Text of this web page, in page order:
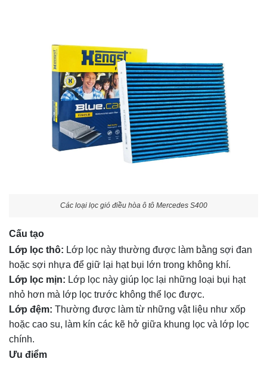
Các loại lọc gió điều hòa ô tô Mercedes S400
Cấu tạo
Lớp lọc thô: Lớp lọc này thường được làm bằng sợi đan
hoặc sợi nhựa để giữ lại hạt bụi lớn trong không khí.
Lớp lọc mịn: Lớp lọc này giúp lọc lại những loại bụi hạt
nhỏ hơn mà lớp lọc trước không thể lọc được.
Lớp đệm: Thường được làm từ những vật liệu như xốp
hoặc cao su, làm kín các kẽ hở giữa khung lọc và lớp lọc
chính.
Ưu điểm